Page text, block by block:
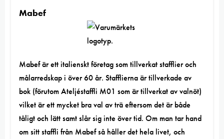
Mabef
Mabef är ett italienskt företag som tillverkat stafflier och
målarredskap i över 60 år. Stafflierna är tillverkade av
bok (förutom Ateljéstaffli M01 som är tillverkat av valnöt)
vilket är ett mycket bra val av trä eftersom det är både
tåligt och lätt samt slår sig inte över tid. Om man tar hand
om sitt staffli från Mabef så håller det hela livet, och